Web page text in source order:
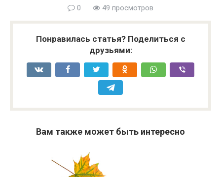
0 49 просмотров
Понравилась статья? Поделиться с
друзьями:
Вам также может быть интересно